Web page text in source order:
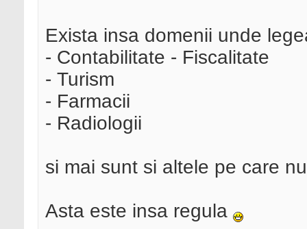
Exista insa domenii unde
- Contabilitate - Fiscalitate
- Turism
- Farmacii
- Radiologii
si mai sunt si altele pe care
Asta este insa regula